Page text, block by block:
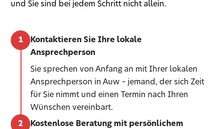
und Sie sind bei jedem Schritt nicht allein.
Kontaktieren Sie Ihre lokale
Ansprechperson
Sie sprechen von Anfang an mit Ihrer lokalen
Ansprechperson in Auw – jemand, der sich Zeit
für Sie nimmt und einen Termin nach Ihren
Wünschen vereinbart.
Kostenlose Beratung mit persönlichem